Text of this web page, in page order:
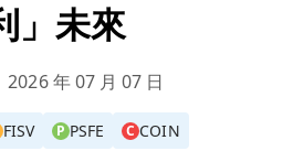
」未來
2026 年 07 月 07 日
FISV P PSFE C COIN